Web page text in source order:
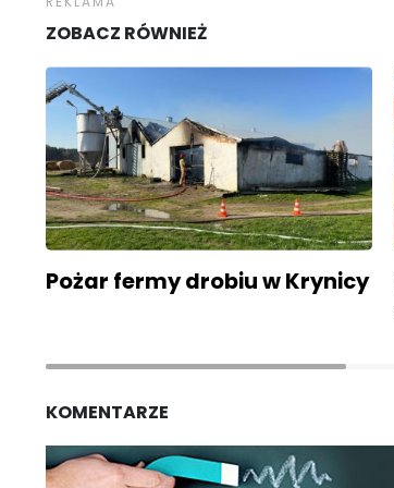
ZOBACZ RÓWNIEŻ
Pożar fermy drobiu w Krynicy
KOMENTARZE